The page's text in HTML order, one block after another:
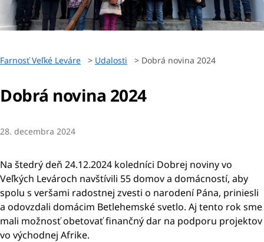
Farnosť Veľké Leváre > Udalosti > Dobrá novina 2024
Dobrá novina 2024
28. decembra 2024
Na štedrý deň 24.12.2024 koledníci Dobrej noviny vo
Veľkých Levároch navštívili 55 domov a domácností, aby
spolu s veršami radostnej zvesti o narodení Pána, priniesli
a odovzdali domácim Betlehemské svetlo. Aj tento rok sme
mali možnosť obetovať finančný dar na podporu projektov
vo východnej Afrike.